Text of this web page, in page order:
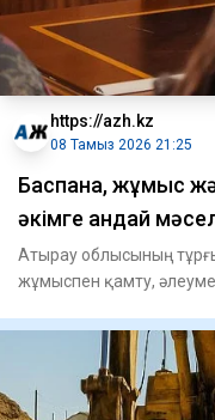
https://azh.kz
08 Тамыз 2026 21:25
​Баспана, жұмыс
әкімге қандай
Атырау облысының
жұмыспен қамту,